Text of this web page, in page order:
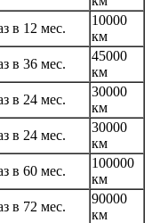
в 12 мес.
10000
км
в 36 мес.
45000
км
в 24 мес.
30000
км
в 24 мес.
30000
км
в 60 мес.
100000
км
в 72 мес.
90000
км